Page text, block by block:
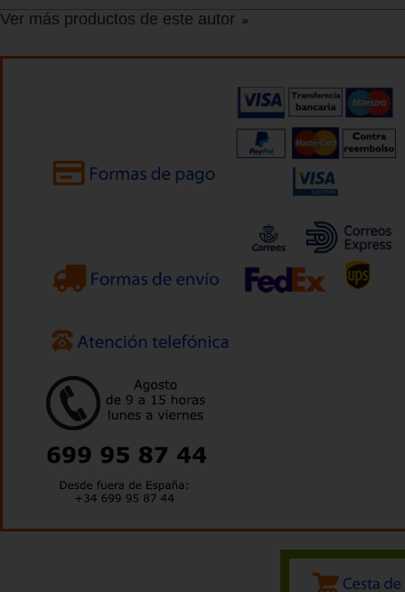
Ver más productos de este autor